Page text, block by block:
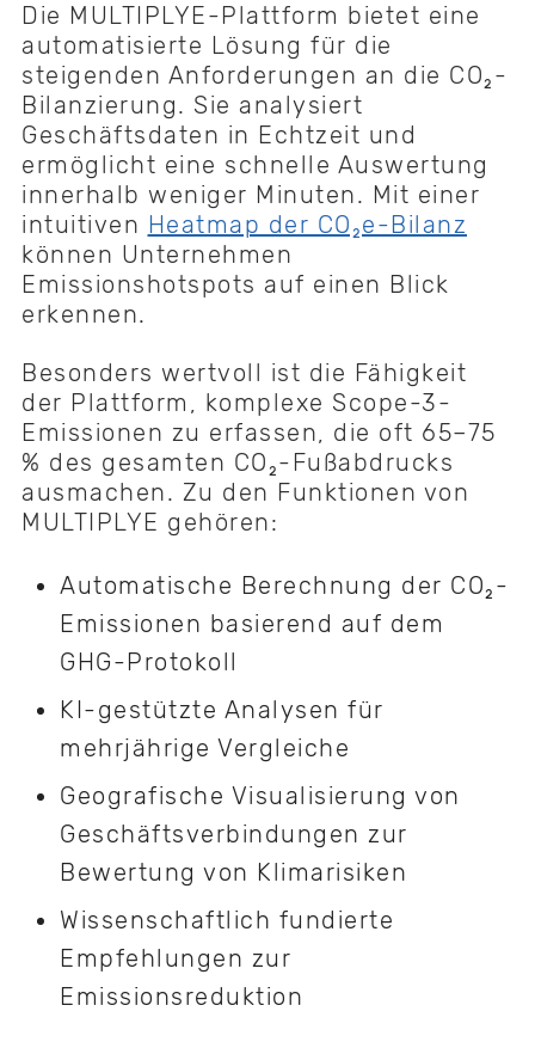
Die MULTIPLYE-Plattform bietet eine
automatisierte Lösung für die
steigenden Anforderungen an die CO₂-
Bilanzierung. Sie analysiert
Geschäftsdaten in Echtzeit und
ermöglicht eine schnelle Auswertung
innerhalb weniger Minuten. Mit einer
intuitiven Heatmap der CO₂e-Bilanz
können Unternehmen
Emissionshotspots auf einen Blick
erkennen.
Besonders wertvoll ist die Fähigkeit
der Plattform, komplexe Scope-3-
Emissionen zu erfassen, die oft 65–75
% des gesamten CO₂-Fußabdrucks
ausmachen. Zu den Funktionen von
MULTIPLYE gehören:
Automatische Berechnung der CO₂-
Emissionen basierend auf dem
GHG-Protokoll
KI-gestützte Analysen für
mehrjährige Vergleiche
Geografische Visualisierung von
Geschäftsverbindungen zur
Bewertung von Klimarisiken
Wissenschaftlich fundierte
Empfehlungen zur
Emissionsreduktion